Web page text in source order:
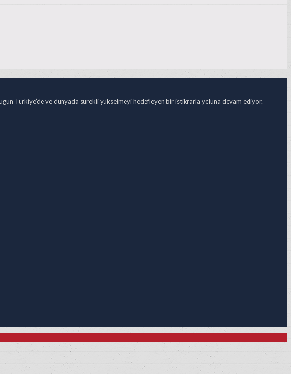
Türkiye’de ve dünyada sürekli yükselmeyi hedefleyen bir istikrarla yoluna devam ediyor.